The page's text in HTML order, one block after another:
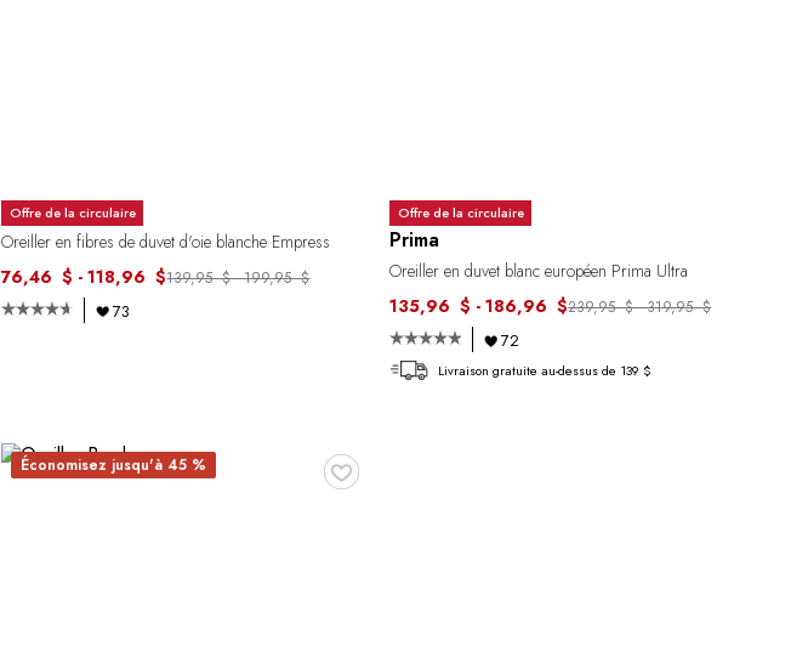
Offre de la circulaire
Oreiller en fibres de duvet d'oie blanche Empress
76,46 $ - 118,96 $139,95 $ - 199,95 $
73
Offre de la circulaire
Prima
Oreiller en duvet blanc européen Prima Ultra
135,96 $ - 186,96 $239,95 $ - 319,95 $
72
Livraison gratuite au-dessus de 139 $
♥
Économisez jusqu'à 45 %